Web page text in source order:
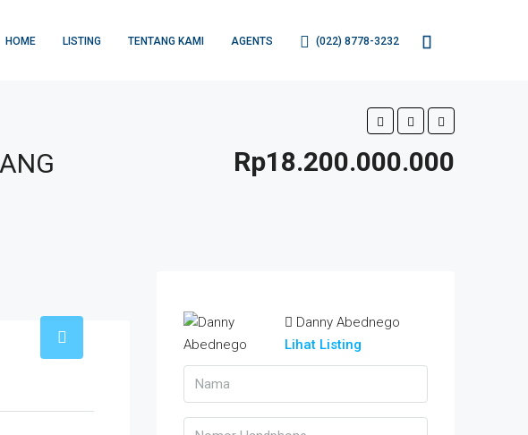
HOME LISTING TENTANG KAMI AGENTS (022) 8778-3232
Rp18.200.000.000
Danny Abednego
Lihat Listing